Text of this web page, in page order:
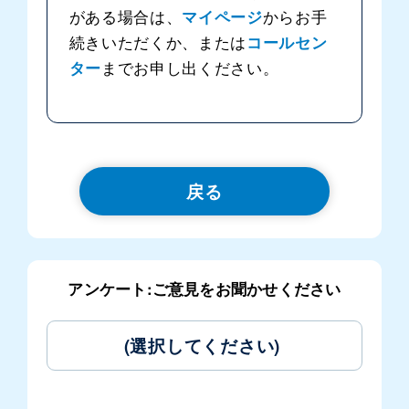
がある場合は、 マイページからお手
続きいただくか、またはコールセン
ターまでお申し出ください。
戻る
アンケート:ご意見をお聞かせください
(選択してください)